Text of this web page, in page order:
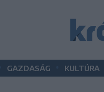
GAZDASÁG KULTÚRA